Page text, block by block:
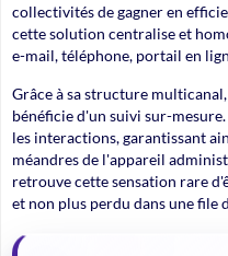
collectivités de gagner en
cette solution centralise et
e-mail, téléphone, portail en
Grâce à sa structure multicanal
bénéficie d'un suivi sur-
les interactions, garantissant
méandres de l'appareil
retrouve cette sensation rare
et non plus perdu dans une